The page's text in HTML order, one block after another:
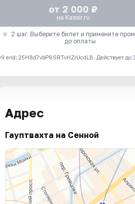
от 2 000 ₽
на Kassir.ru
2 шаг. Выберите билет и примените
до оплаты
25H8d7vbP8SRTvHZrUcdLB. Действует до
Адрес
Гауптвахта на Сенной